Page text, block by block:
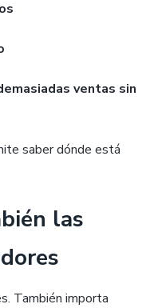
ventas sin
saber dónde está
las
También importa